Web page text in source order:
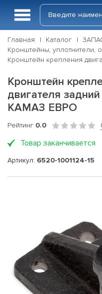
Главная Каталог
Кронштейны, уплотнители,
Кронштейн крепления
Кронштейн
двигателя
КАМАЗ ЕВРО
Рейтинг 0.0
Товар заканчивается
Артикул: 6520-1001124-15